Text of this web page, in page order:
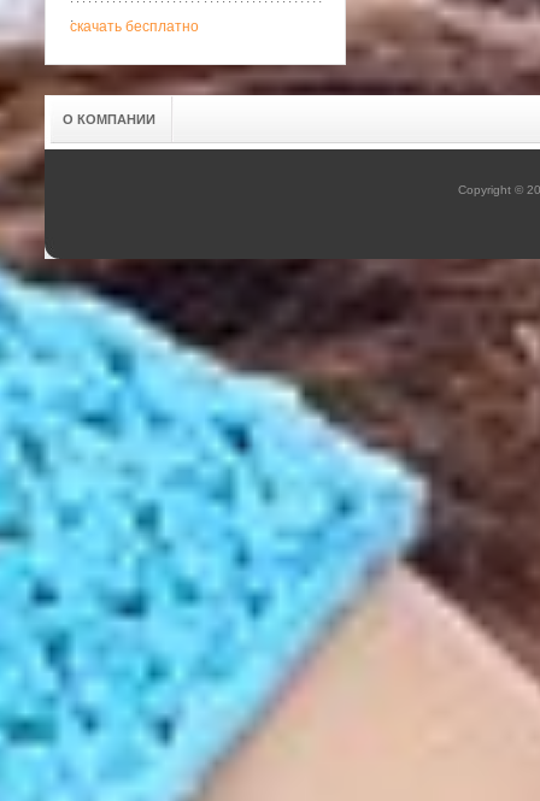
скачать бесплатно
.
О КОМПАНИИ
Copyright ©